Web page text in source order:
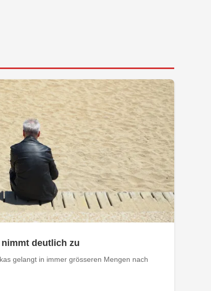
deutlich zu
gelangt in immer grösseren Mengen nach